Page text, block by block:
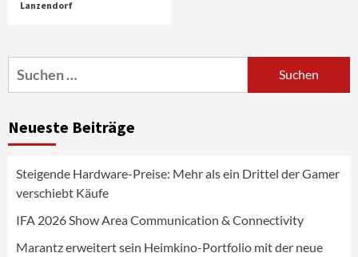
Lanzendorf
Suchen
nach:
Neueste Beiträge
Steigende Hardware-Preise: Mehr als ein Drittel der Gamer
verschiebt Käufe
IFA 2026 Show Area Communication & Connectivity
Marantz erweitert sein Heimkino-Portfolio mit der neue
4
News aus dem Internet
Fernsehgeräte
5
NIQ kehrt zur IFA 2026 zurück und prägt
die Branchendebatte